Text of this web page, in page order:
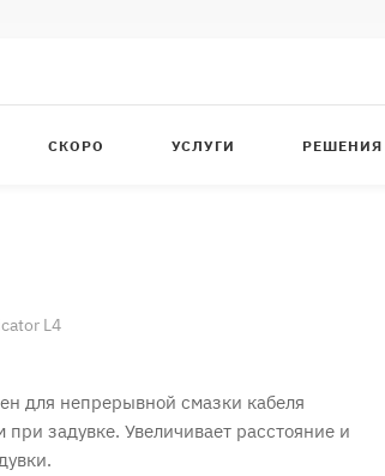
СКОРО УСЛУГИ РЕШЕНИЯ
L4
для непрерывной смазки кабеля
при задувке. Увеличивает расстояние и